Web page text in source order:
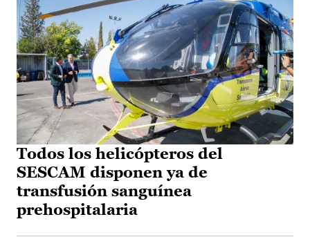
Todos los helicópteros del
SESCAM disponen ya de
transfusión sanguínea
prehospitalaria